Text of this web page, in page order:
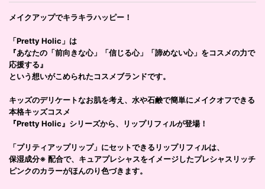
メイクアップでキラキラハッピー！
「Pretty Holic」は
『あなたの「前向きな心」「信じる心」「諦めない心」をコスメの力で
応援する』
という想いがこめられたコスメブランドです。
キッズのデリケートなお肌を考え、水や石鹸で簡単にメイクオフできる
本格キッズコスメ
『Pretty Holic』シリーズから、リップリフィルが登場！
「プリティアップリップ」にセットできるリップリフィルは、
保湿成分※ 配合で、キュアプレシャスをイメージしたプレシャスリッチ
ピンクのカラーがほんのり色づきます。